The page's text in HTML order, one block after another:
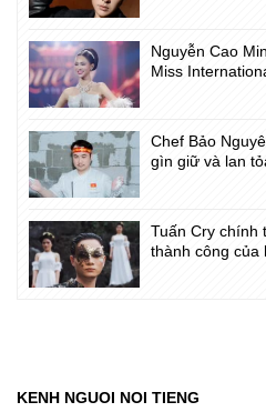
Nguyễn Cao
Miss
Chef Bảo
gìn giữ và lan
Tuấn Cry chính
thành công của
KENH NGUOI NOI TIENG